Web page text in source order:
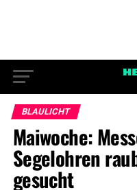
BLAULICHT
Maiwoche:
Segelohren
gesucht